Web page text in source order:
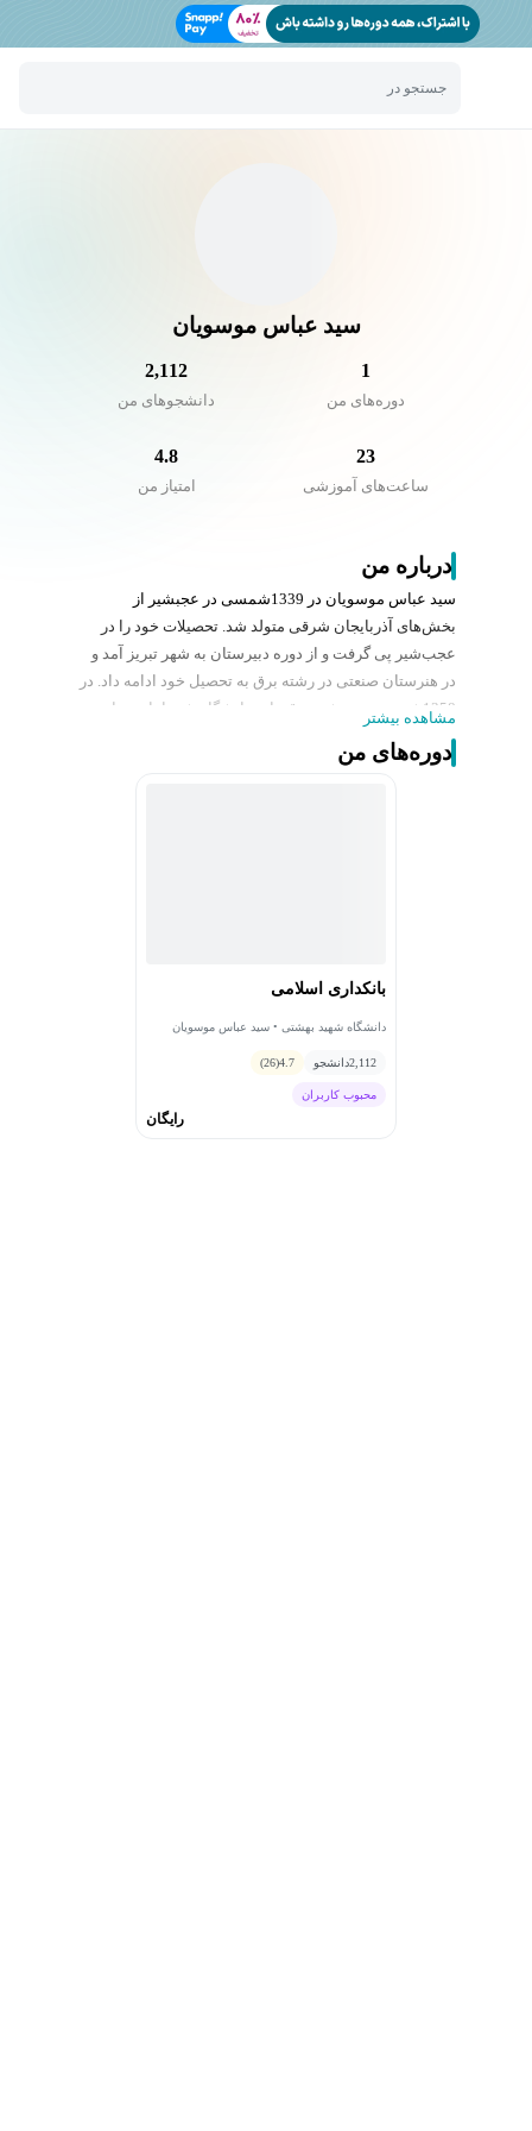
جستجو در
سید عباس موسویان
1
دوره‌های من
2,112
دانشجو‌های من
23
ساعت‌های آموزشی
4.8
امتیاز من
درباره من
سید عباس موسویان در 1339شمسی در عجب‏شیر از
بخش‌های آذربایجان شرقى متولد شد. تحصیلات خود را در
عجب‌شیر پی گرفت و از دوره دبیرستان به شهر تبریز آمد و
در هنرستان صنعتی در رشته برق به تحصیل خود ادامه داد. در
1358شمسی، در رشته برق وارد دانشگاه شد، اما پس از
حوزه علمیه قم رفت و به تحصیل علوم دینی پرداخت، وی
1382شمسی، دکترای تخصصی تفسیر و علوم قرآنی خود را
را از حوزه علمیه قم نیز دریافت کند.
مشاهده بیشتر
دوره‌های من
بانکداری اسلامی
دانشگاه شهید بهشتی • سید عباس موسویان
2,112دانشجو 4.7
(26)
محبوب کاربران
رایگان